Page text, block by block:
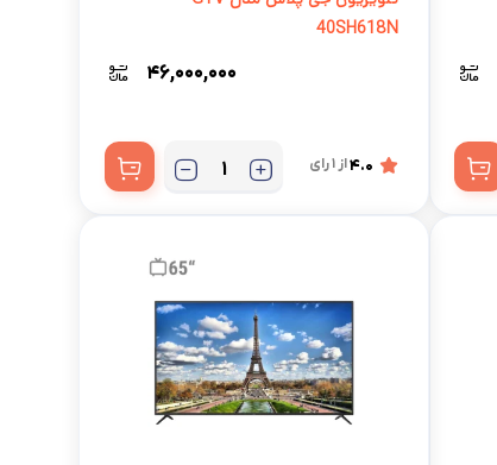
40SH618N
۴۶,۰۰۰,۰۰۰
4.0از 1 رای